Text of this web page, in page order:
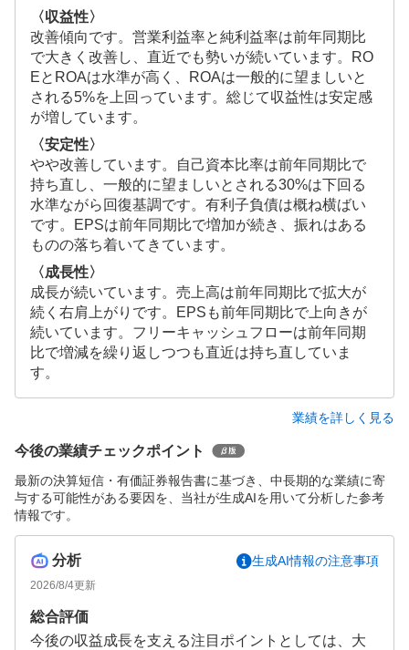
〈収益性〉
改善傾向です。営業利益率と純利益率は前年同期比
で大きく改善し、直近でも勢いが続いています。RO
EとROAは水準が高く、ROAは一般的に望ましいと
される5%を上回っています。総じて収益性は安定感
が増しています。
〈安定性〉
やや改善しています。自己資本比率は前年同期比で
持ち直し、一般的に望ましいとされる30%は下回る
水準ながら回復基調です。有利子負債は概ね横ばい
です。EPSは前年同期比で増加が続き、振れはある
ものの落ち着いてきています。
〈成長性〉
成長が続いています。売上高は前年同期比で拡大が
続く右肩上がりです。EPSも前年同期比で上向きが
続いています。フリーキャッシュフローは前年同期
比で増減を繰り返しつつも直近は持ち直していま
す。
業績を詳しく見る
今後の業績チェックポイント
最新の決算短信・有価証券報告書に基づき、中長期的な業績に寄
与する可能性がある要因を、当社が生成AIを用いて分析した参考
情報です。
分析 生成AI情報の注意事項
2026/8/4更新
総合評価
今後の収益成長を支える注目ポイントとしては、大